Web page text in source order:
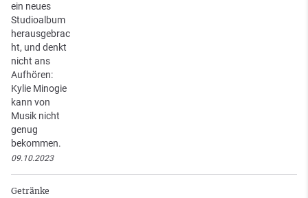
ein neues
Studioalbum
herausgebrac
ht, und denkt
nicht ans
Aufhören:
Kylie Minogie
kann von
Musik nicht
genug
bekommen.
09.10.2023
Getränke